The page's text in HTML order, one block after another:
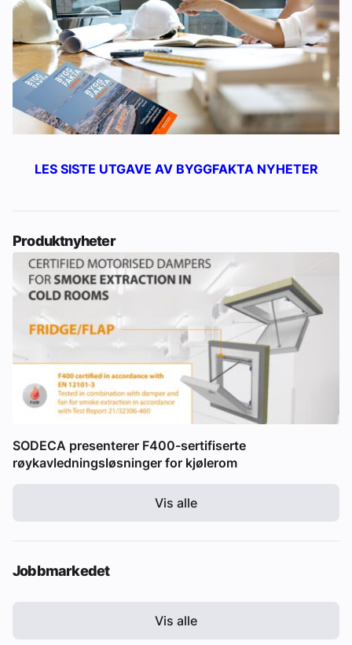
LES SISTE UTGAVE AV BYGGFAKTA NYHETER
Produktnyheter
SODECA presenterer F400-sertifiserte
røykavledningsløsninger for kjølerom
Vis alle
Jobbmarkedet
Vis alle